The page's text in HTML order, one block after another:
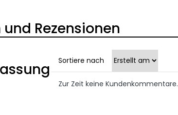
Rezensionen
Sortiere nach
Zur Zeit keine Kundenkommentare.